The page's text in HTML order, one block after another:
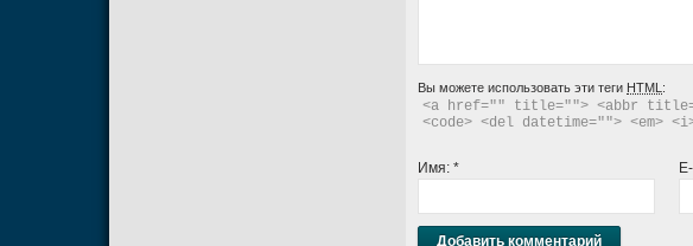
Вы можете использовать эти теги HTML :
<a href="" title=""> <abbr
<code> <del datetime=""> <em>
Имя: *